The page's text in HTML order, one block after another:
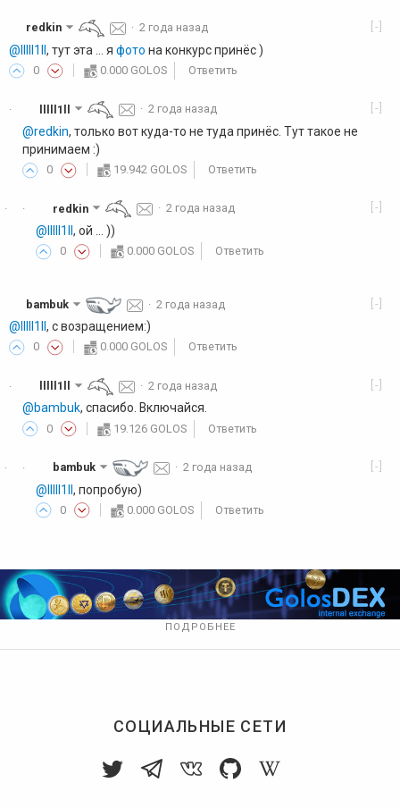
[-]
redkin ·2 года назад
@lllll1ll , тут эта ... я фото на конкурс принёс )
0 0.000 GOLOS Ответить
· [-]
lllll1ll ·2 года назад
@redkin, только вот куда-то не туда принёс. Тут такое не
принимаем :)
0 19.942 GOLOS Ответить
·
· [-]
redkin ·2 года назад
@lllll1ll , ой ... ))
0 0.000 GOLOS Ответить
[-]
bambuk · 2 года назад
@lllll1ll , с возращением:)
0 0.000 GOLOS Ответить
· [-]
lllll1ll ·2 года назад
@bambuk, спасибо. Включайся.
0 19.126 GOLOS Ответить
·
· [-]
bambuk · 2 года назад
@lllll1ll, попробую)
0 0.000 GOLOS Ответить
ПОДРОБНЕЕ
СОЦИАЛЬНЫЕ СЕТИ